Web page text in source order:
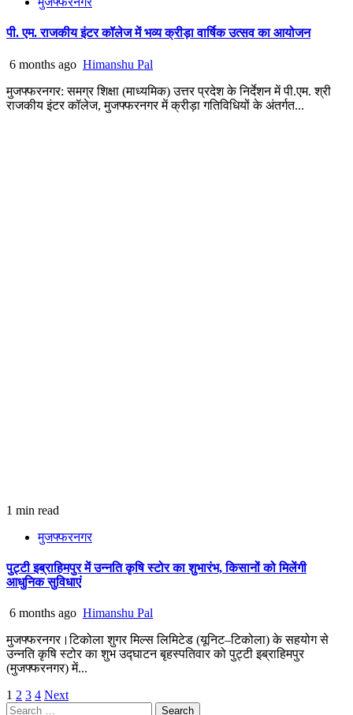
पी. एम. राजकीय इंटर कॉलेज में भव्य क्रीड़ा वार्षिक उत्सव का आयोजन
6 months ago Himanshu Pal
मुजफ्फरनगर: समग्र शिक्षा (माध्यमिक) उत्तर प्रदेश के निर्देशन में पी.एम. श्री
राजकीय इंटर कॉलेज, मुजफ्फरनगर में क्रीड़ा गतिविधियों के अंतर्गत...
1 min read
मुजफ्फरनगर
पुट्टी इब्राहिमपुर में उन्नति कृषि स्टोर का शुभारंभ, किसानों को मिलेंगी
आधुनिक सुविधाएं
6 months ago Himanshu Pal
मुजफ्फरनगर।टिकोला शुगर मिल्स लिमिटेड (यूनिट–टिकोला) के सहयोग से
उन्नति कृषि स्टोर का शुभ उद्घाटन बृहस्पतिवार को पुट्टी इब्राहिमपुर
(मुजफ्फरनगर) में...
Posts
1 2 3 4 Next
Search